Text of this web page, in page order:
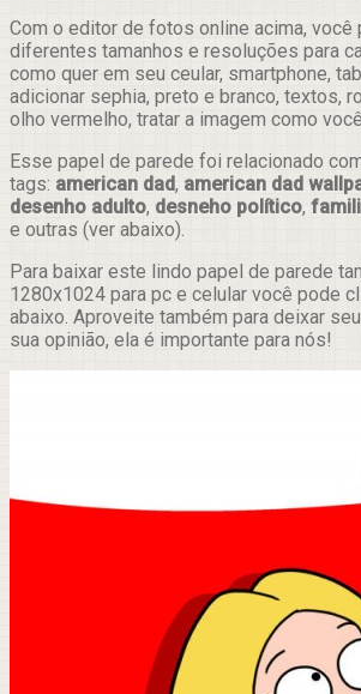
Com o editor de fotos online acima, você
diferentes tamanhos e resoluções para
como quer em seu ceular, smartphone,
adicionar sephia, preto e branco, textos,
olho vermelho, tratar a imagem como
Esse papel de parede foi relacionado
tags: american dad, american dad
desenho adulto, desneho político,
e outras (ver abaixo).
Para baixar este lindo papel de parede
1280x1024 para pc e celular você pode
abaixo. Aproveite também para deixar
sua opinião, ela é importante para nós!